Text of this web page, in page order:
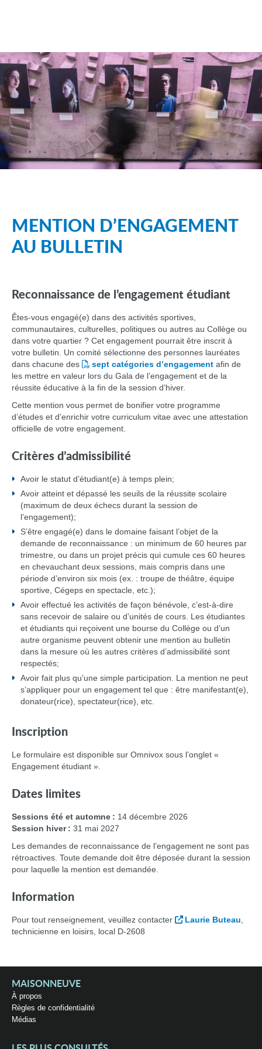
MENTION D’ENGAGEMENT
AU BULLETIN
Reconnaissance de l’engagement étudiant
Êtes-vous engagé(e) dans des activités sportives,
communautaires, culturelles, politiques ou autres au Collège ou
dans votre quartier ? Cet engagement pourrait être inscrit à
votre bulletin. Un comité sélectionne des personnes lauréates
dans chacune des
sept catégories d’engagement afin de
les mettre en valeur lors du Gala de l’engagement et de la
réussite éducative à la fin de la session d’hiver.
Cette mention vous permet de bonifier votre programme
d’études et d’enrichir votre curriculum vitae avec une attestation
officielle de votre engagement.
Critères d’admissibilité
Avoir le statut d’étudiant(e) à temps plein;
Avoir atteint et dépassé les seuils de la réussite scolaire
(maximum de deux échecs durant la session de
l’engagement);
S’être engagé(e) dans le domaine faisant l’objet de la
demande de reconnaissance : un minimum de 60 heures par
trimestre, ou dans un projet précis qui cumule ces 60 heures
en chevauchant deux sessions, mais compris dans une
période d’environ six mois (ex. : troupe de théâtre, équipe
sportive, Cégeps en spectacle, etc.);
Avoir effectué les activités de façon bénévole, c’est-à-dire
sans recevoir de salaire ou d’unités de cours. Les étudiantes
et étudiants qui reçoivent une bourse du Collège ou d’un
autre organisme peuvent obtenir une mention au bulletin
dans la mesure où les autres critères d’admissibilité sont
respectés;
Avoir fait plus qu’une simple participation. La mention ne peut
s’appliquer pour un engagement tel que : être manifestant(e),
donateur(rice), spectateur(rice), etc.
Inscription
Le formulaire est disponible sur Omnivox sous l’onglet «
Engagement étudiant ».
Dates limites
Sessions été et automne : 14 décembre 2026
Session hiver : 31 mai 2027
Les demandes de reconnaissance de l’engagement ne sont pas
rétroactives. Toute demande doit être déposée durant la session
pour laquelle la mention est demandée.
Information
Pour tout renseignement, veuillez contacter Laurie Buteau
technicienne en loisirs, local D-2608
MAISONNEUVE
À propos
Règles de confidentialité
Médias